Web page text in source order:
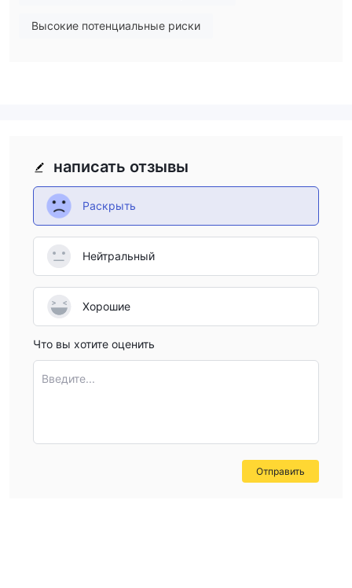
Высокие потенциальные риски
написать отзывы
Раскрыть
Нейтральный
Хорошие
Что вы хотите оценить
Введите...
Отправить